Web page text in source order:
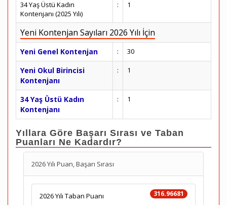
34 Yaş Üstü Kadın
Kontenjanı (2025 Yılı)
: 1
Yeni Kontenjan Sayıları 2026 Yılı İçin
Yeni Genel Kontenjan : 30
Yeni Okul Birincisi
Kontenjanı
: 1
34 Yaş Üstü Kadın
Kontenjanı
: 1
Yıllara Göre Başarı Sırası ve Taban
Puanları Ne Kadardır?
2026 Yılı Puan, Başarı Sırası
316.96681
2026 Yılı Taban Puanı